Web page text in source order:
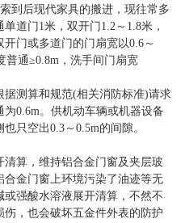
到后现代家具的搬进，现往常多
道门1米，双开门1.2～1.8米，
门或多道门的门扇宽以0.6～
普通≥0.8m，洗手间门扇宽
测算和规范(相关消防标准)请求
0.6m。供机动车辆或机器设备
只空出0.3～0.5m的间隙。
算，维持铝合金门窗及夹层玻
金门窗上环境污染了油迹等无
强酸水溶液展开清算，不然不
，也会破坏五金件外表的防护